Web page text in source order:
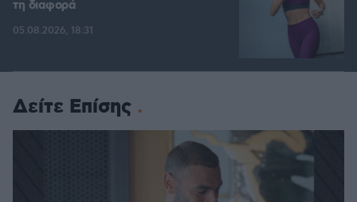
τη διαφορά
05.08.2026, 18:31
Δείτε Επίσης